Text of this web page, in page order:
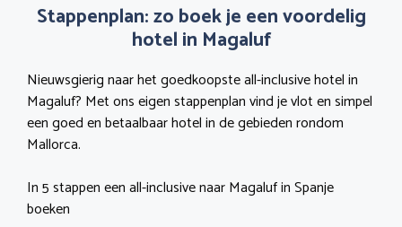
Stappenplan: zo boek je een voordelig
hotel in Magaluf
Nieuwsgierig naar het goedkoopste all-inclusive hotel in
Magaluf? Met ons eigen stappenplan vind je vlot en simpel
een goed en betaalbaar hotel in de gebieden rondom
Mallorca.
In 5 stappen een all-inclusive naar Magaluf in Spanje
boeken